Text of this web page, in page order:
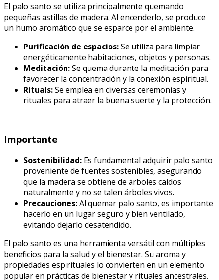
El palo santo se utiliza principalmente quemando
pequeñas astillas de madera. Al encenderlo, se produce
un humo aromático que se esparce por el ambiente.
Purificación de espacios:Se utiliza para limpiar
energéticamente habitaciones, objetos y personas.
Meditación:Se quema durante la meditación para
favorecer la concentración y la conexión espiritual.
Rituals:Se emplea en diversas ceremonias y
rituales para atraer la buena suerte y la protección.
Importante
Sostenibilidad: Es fundamental adquirir palo santo
proveniente de fuentes sostenibles, asegurando
que la madera se obtiene de árboles caídos
naturalmente y no se talen árboles vivos.
Precauciones:Al quemar palo santo, es importante
hacerlo en un lugar seguro y bien ventilado,
evitando dejarlo desatendido.
El palo santo es una herramienta versátil con múltiples
beneficios para la salud y el bienestar. Su aroma y
propiedades espirituales lo convierten en un elemento
popular en prácticas de bienestar y rituales ancestrales.